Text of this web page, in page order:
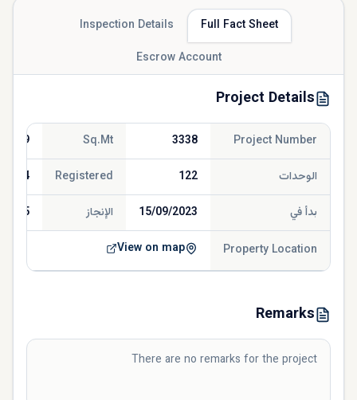
Full Fact Sheet
Inspection Details
Escrow Account
Project Details
Project Number
3338
Sq.Mt
الوحدات 122
Registered
بدأ في 15/09/2023 الإنجاز
Property Location
View on map
Remarks
There are no remarks for the project